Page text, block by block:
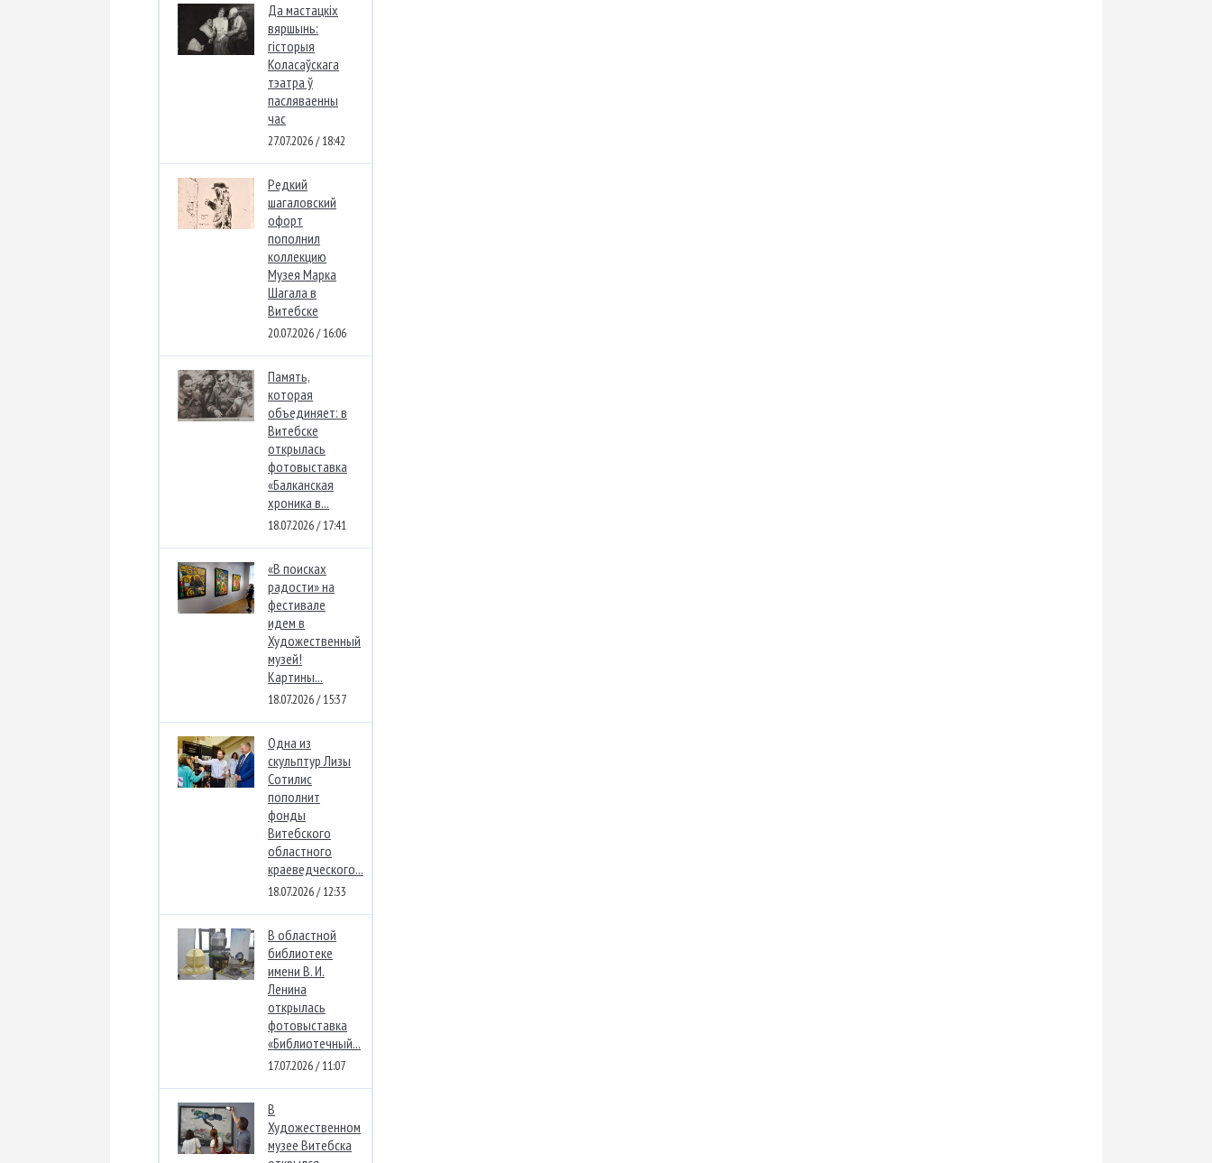
Да мастацкіх
вяршынь:
гісторыя
Коласаўскага
тэатра ў
пасляваенны
час
27.07.2026 / 18:42
Редкий
шагаловский
офорт
пополнил
коллекцию
Музея Марка
Шагала в
Витебске
20.07.2026 / 16:06
Память,
которая
объединяет: в
Витебске
открылась
фотовыставка
«Балканская
хроника в...
18.07.2026 / 17:41
«В поисках
радости» на
фестивале
идем в
Художественный
музей!
Картины...
18.07.2026 / 15:37
Одна из
скульптур Лизы
Сотилис
пополнит
фонды
Витебского
областного
краеведческого...
18.07.2026 / 12:33
В областной
библиотеке
имени В. И.
Ленина
открылась
фотовыставка
«Библиотечный...
17.07.2026 / 11:07
В
Художественном
музее Витебска